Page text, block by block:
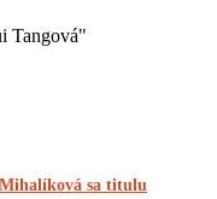
Tangová"
sa titulu